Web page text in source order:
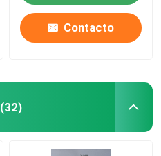
Contacto
(32)